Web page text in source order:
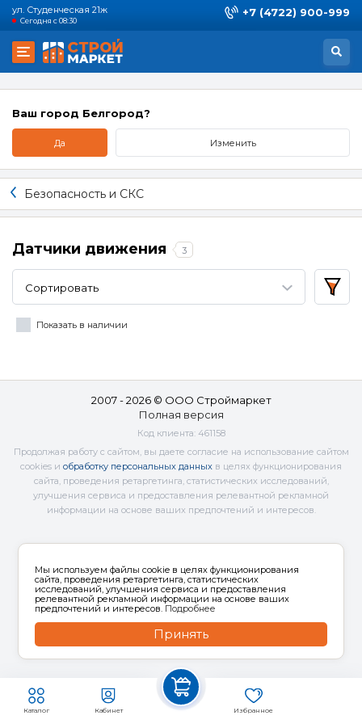
ул. Студенческая 21ж
Сегодня с 08:30
+7 (4722) 900-999
Каталог Кабинет Избранное
Ваш город Белгород?
Да Изменить
Безопасность и СКС
Датчики движения 3
Сортировать
Показать в наличии
2007 - 2026 © ООО Строймаркет
Полная версия
Код клиента: 461158
Продолжая работу с сайтом, вы даете согласие на использование сайтом
cookies и обработку персональных данных в целях функционирования
сайта, проведения ретаргетинга, статистических исследований,
улучшения сервиса и предоставления релевантной рекламной
информации на основе ваших предпочтений и интересов.
Мы используем файлы cookie в целях функционирования
сайта, проведения ретаргетинга, статистических
исследований, улучшения сервиса и предоставления
релевантной рекламной информации на основе ваших
предпочтений и интересов. Подробнее
Принять